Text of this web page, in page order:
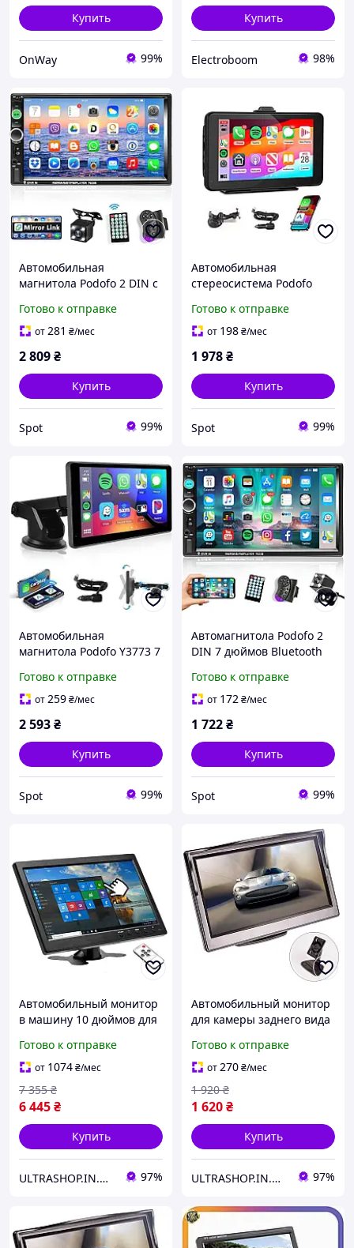
Купить
OnWay 99%
Купить
Electroboom 98%
Автомобильная
магнитола Podofo 2 DIN с
сенсорный экран MP5 FM
AUX камера заднего вида
Готово к отправке
от281 ₴/мес
2 809₴
Купить
Spot 99%
Автомобильная
стереосистема Podofo
сенсорным экраном
Bluetooth CarPlay Android
Готово к отправке
от 198₴/мес
1 978₴
Купить
Spot 99%
Автомобильная
магнитола Podofo Y3773 7
Apple CarPlay Bluetooth
черная
Готово к отправке
от259₴/мес
2 593₴
Купить
Spot 99%
Автомагнитола Podofo 2
DIN 7 дюймов Bluetooth
управление с руля
черная
Готово к отправке
от 172₴/мес
1 722₴
Купить
Spot 99%
Автомобильный монитор
в машину 10 дюймов для
Podofo K101, 1024х600, AV,
HDMI, VGA Northwest
Готово к отправке
от 1074₴/мес
6 445₴
7 355 ₴
Купить
ULTRASHOP.IN.UA 🛒 Интернет-магазин трендовых гаджетов 97%
Автомобильный монитор
для камеры заднего вида
на стойке
Готово к отправке
от270₴/мес
1 620₴
1 920 ₴
Купить
ULTRASHOP.IN.UA 🛒 Интернет-магазин трендовых гаджетов 97%